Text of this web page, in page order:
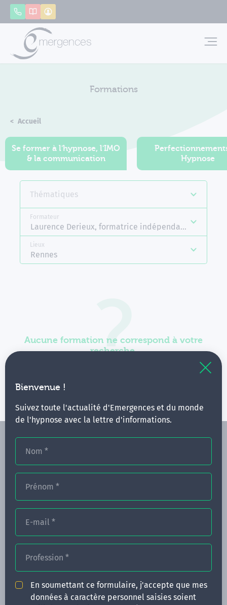
Bienvenue !
Suivez toute l'actualité d'Emergences et du monde
de l'hypnose avec la lettre d'informations.
Nom *
Prénom *
E-mail *
Profession *
En soumettant ce formulaire, j'accepte que mes
données à caractère personnel saisies soient
AppelerCatalogue
Formations
Accueil
Se former à l'hypnose, l'IMO
& la communication
Hypnose
Thématiques
Formateur
Laurence Derieux, formatrice indépendante
Lieux
Rennes
Aucune formation ne correspond à votre
recherche.
Vous pouvez renouveler votre requête en élargissant
CONGRÈS
ACTUALITÉS
INFOS PRATIQUES
Qui sommes-nous ?
Panneau de gestion des cookies